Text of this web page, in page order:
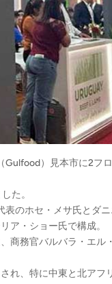
）見本市に2フ
た。
のホセ・メサ氏とダ
ア・ショー氏で構成。
商務官バルバラ・エ
れ、特に中東と北アフ